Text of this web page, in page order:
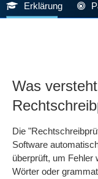
Erklärung
Was
Die
Software
überprüft, um Fehler
Wörter oder